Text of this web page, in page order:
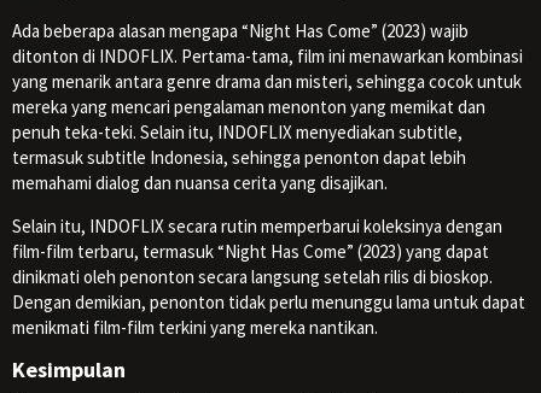
Ada beberapa alasan mengapa “Night Has Come” (2023) wajib
ditonton di INDOFLIX. Pertama-tama, film ini menawarkan kombinasi
yang menarik antara genre drama dan misteri, sehingga cocok untuk
mereka yang mencari pengalaman menonton yang memikat dan
penuh teka-teki. Selain itu, INDOFLIX menyediakan subtitle,
termasuk subtitle Indonesia, sehingga penonton dapat lebih
memahami dialog dan nuansa cerita yang disajikan.
Selain itu, INDOFLIX secara rutin memperbarui koleksinya dengan
film-film terbaru, termasuk “Night Has Come” (2023) yang dapat
dinikmati oleh penonton secara langsung setelah rilis di bioskop.
Dengan demikian, penonton tidak perlu menunggu lama untuk dapat
menikmati film-film terkini yang mereka nantikan.
Kesimpulan